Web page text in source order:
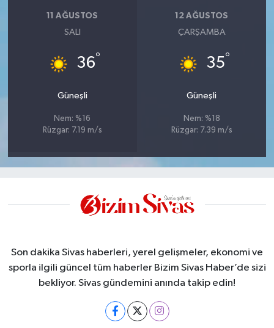
11 AĞUSTOS
SALI
36°
Güneşli
Nem: %16
Rüzgar: 7.19 m/s
12 AĞUSTOS
ÇARŞAMBA
35°
Güneşli
Nem: %18
Rüzgar: 7.39 m/s
Son dakika Sivas haberleri, yerel gelişmeler, ekonomi ve
sporla ilgili güncel tüm haberler Bizim Sivas Haber’de sizi
bekliyor. Sivas gündemini anında takip edin!